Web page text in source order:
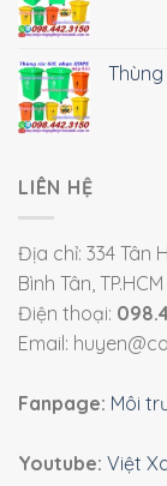
Thùng
LIÊN HỆ
Địa chỉ: 334 Tân
Bình Tân, TP.HCM
Điện thoại:
Email:
Fanpage: Môi
Youtube: Việt